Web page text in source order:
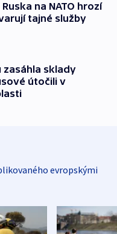
na NATO hrozí
tajné služby
zasáhla sklady
útočili v
evropskými